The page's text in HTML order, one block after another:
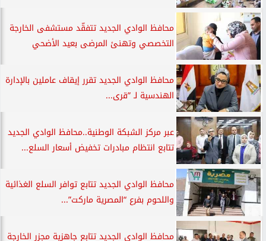
محافظ الوادي الجديد تتفقّد مستشفى الخارجة
التخصصي وتهنئ المرضى بعيد الأضحي
محافظ الوادي الجديد تقرر إيقاف عاملين بالإدارة
الهندسية لـ ”قرى...
عبر مركز الشبكة الوطنية..محافظ الوادي الجديد
تتابع انتظام مبادرات تخفيض أسعار السلع...
محافظ الوادي الجديد تتابع توافر السلع الغذائية
واللحوم بفرع “المصرية ماركت”...
محافظ الوادي الجديد تتابع جاهزية مجزر الخارجة